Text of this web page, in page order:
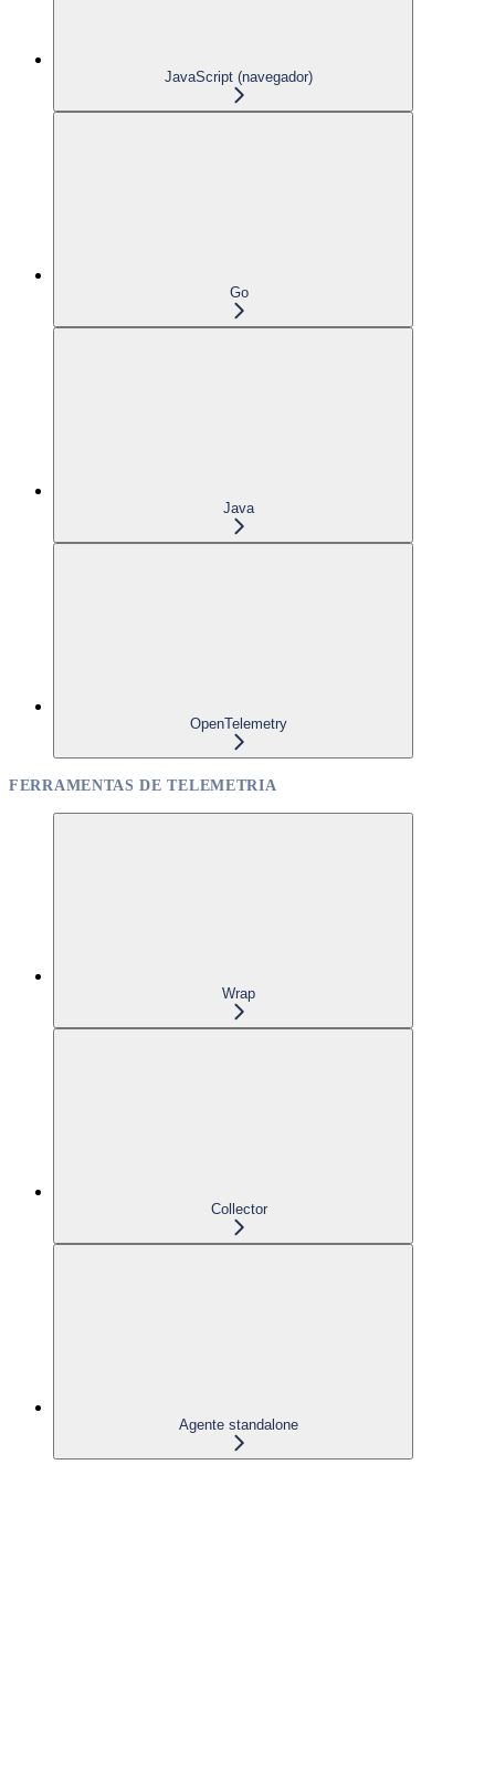
JavaScript (navegador)
Go
Java
OpenTelemetry
FERRAMENTAS DE TELEMETRIA
Wrap
Collector
Agente standalone